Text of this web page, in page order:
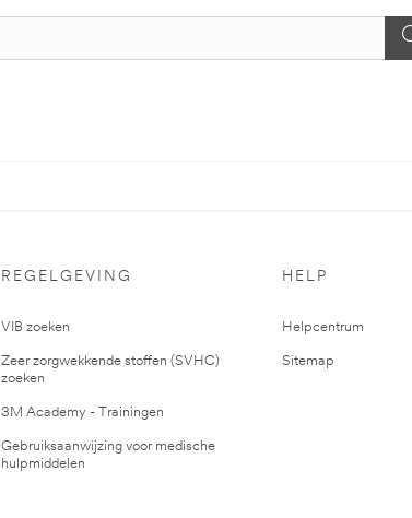
REGELGEVING
VIB zoeken
Zeer zorgwekkende stoffen (SVHC)
zoeken
3M Academy - Trainingen
Gebruiksaanwijzing voor medische
hulpmiddelen
HELP
Helpcentrum
Sitemap